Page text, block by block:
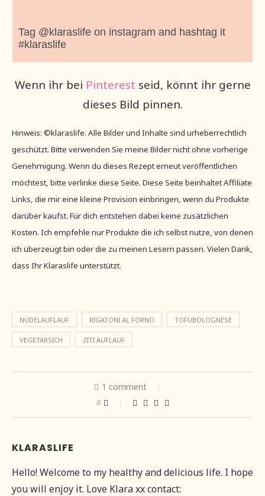
Tag @klaraslife on instagram and hashtag it
#klaraslife
Wenn ihr bei Pinterest seid, könnt ihr gerne
dieses Bild pinnen.
Hinweis: ©klaraslife. Alle Bilder und Inhalte sind urheberrechtlich
geschützt. Bitte verwenden Sie meine Bilder nicht ohne vorherige
Genehmigung. Wenn du dieses Rezept erneut veröffentlichen
möchtest, bitte verlinke diese Seite. Diese Seite beinhaltet Affiliate
Links, die mir eine kleine Provision einbringen, wenn du Produkte
darüber kaufst. Für dich entstehen dabei keine zusätzlichen
Kosten. Ich empfehle nur Produkte die ich selbst nutze, von denen
ich überzeugt bin oder die zu meinen Lesern passen. Vielen Dank,
dass Ihr Klaraslife unterstützt.
NUDELAUFLAUF RIGATONI AL FORNO TOFUBOLOGNESE
VEGETARSICH ZITI AUFLAUF
1 comment
0
KLARASLIFE
Hello! Welcome to my healthy and delicious life. I hope
you will enjoy it. Love Klara xx contact: